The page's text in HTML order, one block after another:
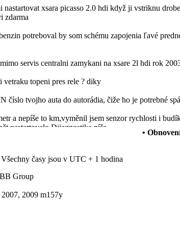
xsara picasso 2.0 hdi když ji vstriknu
zdarma
potreboval by som schému zapojenia ľavé
servis centralni zamykani na xsare 2l hdi rok
vetraku topeni pres rele ? diky
číslo tvojho auta do autorádia, čiže ho je potrebné
a nepíše to km,vyměnil jsem senzor rychlosti i
nastartovalo.Dijagnostika píše
radia všechno funguje normálně ale rádio
výměna zadních manuálních oken za elektrická
2004 1.6 16V 80kw. Stále mi svítí všechny
palubak. V servisu nemůžou zjistit příčinu.
•
Všechny časy jsou v UTC + 1 hodina
Group
2009 m157y